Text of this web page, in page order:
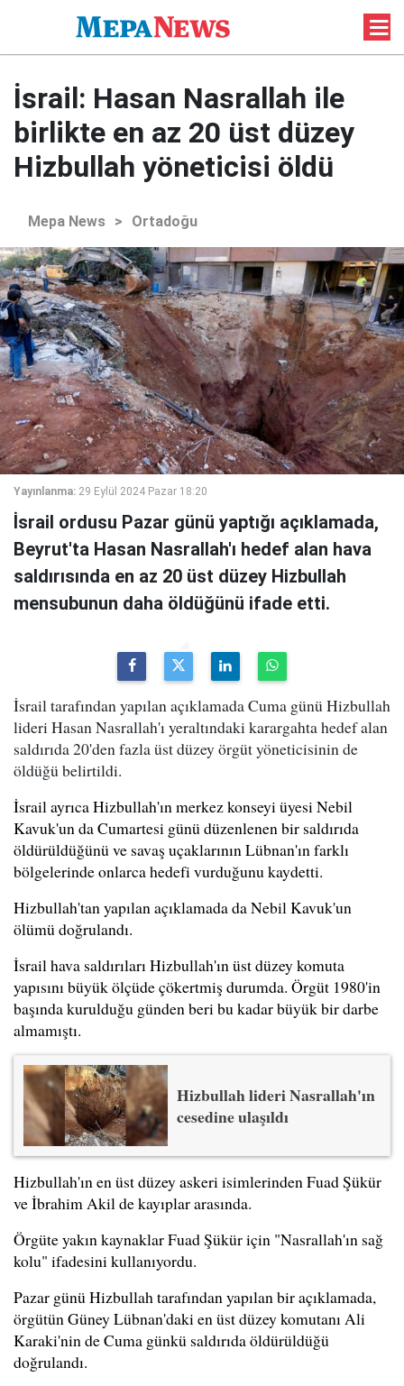
İsrail: Hasan Nasrallah ile
birlikte en az 20 üst düzey
Hizbullah yöneticisi öldü
Mepa News > Ortadoğu
Yayınlanma: 29 Eylül 2024 Pazar 18:20
İsrail ordusu Pazar günü yaptığı açıklamada,
Beyrut'ta Hasan Nasrallah'ı hedef alan hava
saldırısında en az 20 üst düzey Hizbullah
mensubunun daha öldüğünü ifade etti.
İsrail tarafından yapılan açıklamada Cuma günü Hizbullah
lideri Hasan Nasrallah'ı yeraltındaki karargahta hedef alan
saldırıda 20'den fazla üst düzey örgüt yöneticisinin de
öldüğü belirtildi.
İsrail ayrıca Hizbullah'ın merkez konseyi üyesi Nebil
Kavuk'un da Cumartesi günü düzenlenen bir saldırıda
öldürüldüğünü ve savaş uçaklarının Lübnan'ın farklı
bölgelerinde onlarca hedefi vurduğunu kaydetti.
Hizbullah'tan yapılan açıklamada da Nebil Kavuk'un
ölümü doğrulandı.
İsrail hava saldırıları Hizbullah'ın üst düzey komuta
yapısını büyük ölçüde çökertmiş durumda. Örgüt 1980'in
başında kurulduğu günden beri bu kadar büyük bir darbe
almamıştı.
Hizbullah lideri Nasrallah'ın
cesedine ulaşıldı
Hizbullah'ın en üst düzey askeri isimlerinden Fuad Şükür
ve İbrahim Akil de kayıplar arasında.
Örgüte yakın kaynaklar Fuad Şükür için "Nasrallah'ın sağ
kolu" ifadesini kullanıyordu.
Pazar günü Hizbullah tarafından yapılan bir açıklamada,
örgütün Güney Lübnan'daki en üst düzey komutanı Ali
Karaki'nin de Cuma günkü saldırıda öldürüldüğü
doğrulandı.